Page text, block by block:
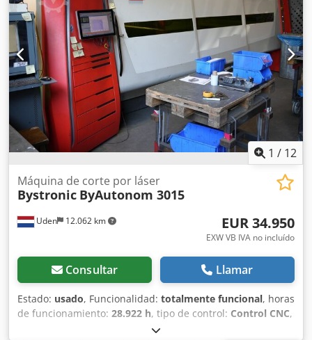
intercambiable Datos técnicos: Dimensión nominal de la
chapa X, Y: 3000 x 1500 mm Área de corte X, Y: 3048 x 1524
mm Carrera del cabezal de corte Z: 170 mm Eje rotativo:
Alojamiento de perfil mandril de sujeción: 15-315 mm
Alimentación de perfil a través del mandril: 15-155 mm
Longitud máxima de mecanizado de perfil: 2700 mm
Potencia láser: 4,4 kW Espesor de material acero: 25 mm
Espesor de material acero inoxidable: 20 mm Espesor de
material aluminio: 12 mm Peso aprox.: 13.500 kg Los datos
técnicos, accesorios y la descripción de la máquina no son
vinculantes.
1 / 12
Uden 12.062 km
Máquina de corte por láser
Bystronic ByAutonom 3015
EUR 34.950
EXW VB IVA no incluído
Consultar Llamar
Estado: usado, Funcionalidad: totalmente funcional, horas
de funcionamiento: 28.922 h, tipo de control: Control CNC,
automático